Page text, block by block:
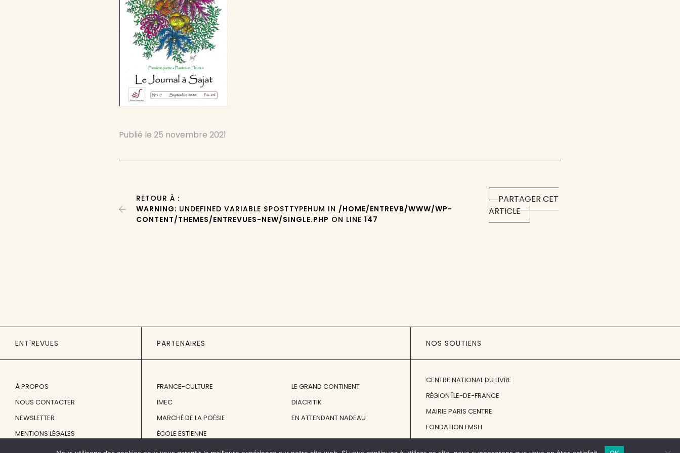
Publié le25 novembre 2021
PARTAGER CET
ARTICLE
RETOUR À :
WARNING: UNDEFINED VARIABLE $POSTTYPEHUM IN /HOME/ENTREVB/WWW/WP-
CONTENT/THEMES/ENTREVUES-NEW/SINGLE.PHP ON LINE147
ENT'REVUES
À PROPOS
NOUS CONTACTER
NEWSLETTER
MENTIONS LÉGALES
PARTENAIRES
FRANCE-CULTURE
IMEC
MARCHÉ DE LA POÉSIE
ÉCOLE ESTIENNE
LE GRAND CONTINENT
DIACRITIK
EN ATTENDANT NADEAU
NOS SOUTIENS
CENTRE NATIONAL DU LIVRE
RÉGION ÎLE-DE-FRANCE
MAIRIE PARIS CENTRE
FONDATION FMSH